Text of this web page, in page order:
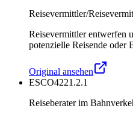
Reisevermittler/
Reisevermittler entwerfen
potenzielle Reisende oder
Original ansehen
ESCO4221.2.1
Reiseberater im